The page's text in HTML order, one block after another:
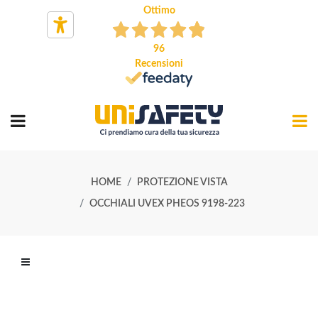
Ottimo
96
Recensioni
HOME PROTEZIONE VISTA
OCCHIALI UVEX PHEOS 9198-223